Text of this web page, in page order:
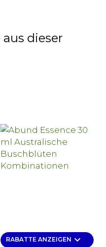
dieser
RABATTE ANZEIGEN keyboard_arrow_down